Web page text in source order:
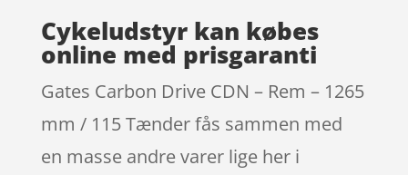
Cykeludstyr kan købes
online med prisgaranti
Gates Carbon Drive CDN – Rem – 1265
mm / 115 Tænder fås sammen med
en masse andre varer lige her i